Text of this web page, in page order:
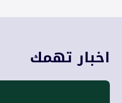
اخبار تهمك